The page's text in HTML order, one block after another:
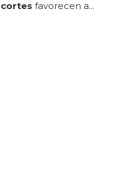
cortes favorecen a...